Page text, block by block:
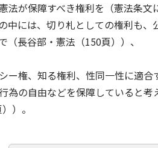
法が保障すべき権利を（憲法条
中には、切り札としての権利も
（長谷部・憲法（150頁））、
ー権、知る権利、性同一性に適
為の自由などを保障していると
）。